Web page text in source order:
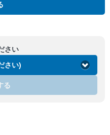
さい
さい)
る